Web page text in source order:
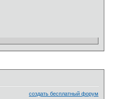
создать бесплатный форум